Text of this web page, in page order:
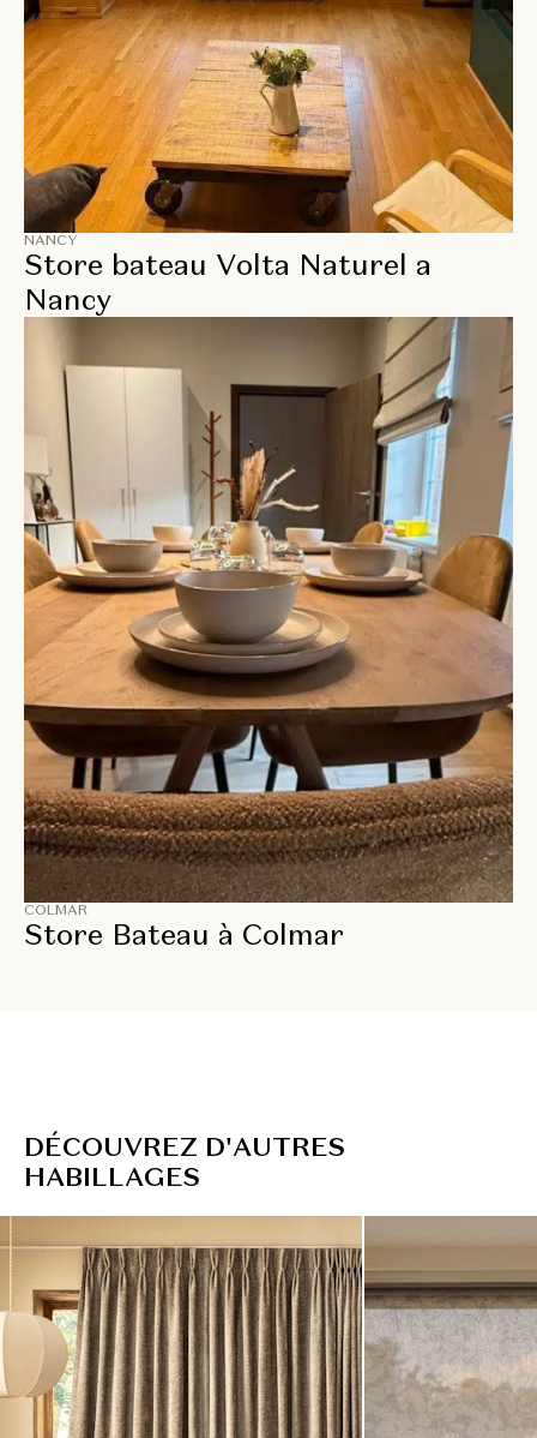
NANCY
Store bateau Volta Naturel a
Nancy
COLMAR
Store Bateau à Colmar
DÉCOUVREZ D'AUTRES
HABILLAGES